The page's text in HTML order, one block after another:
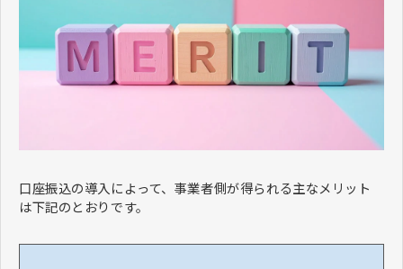
口座振込の導入によって、事業者側が得られる主なメリット
は下記のとおりです。